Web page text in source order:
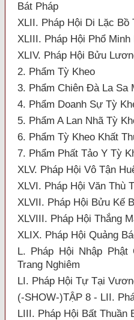
Bát Pháp
XLII. Pháp Hội Di Lặc Bồ
XLIII. Pháp Hội Phổ Minh
XLIV. Pháp Hội Bửu
2. Phẩm Tỳ Kheo
3. Phẩm Chiên Đà La Sa
4. Phẩm Doanh Sự Tỳ
5. Phẩm A Lan Nhã Tỳ
6. Phẩm Tỳ Kheo Khất
7. Phẩm Phất Tảo Y Tỳ
XLV. Pháp Hội Vô Tận
XLVI. Pháp Hội Văn Thù
XLVII. Pháp Hội Bửu Kế
XLVIII. Pháp Hội Thắng
XLIX. Pháp Hội Quảng
L. Pháp Hội Nhập Phật
Trang Nghiêm
LI. Pháp Hội Tự Tại
(-SHOW-)TẬP 8 - LII.
LIII. Pháp Hội Bất Thuần